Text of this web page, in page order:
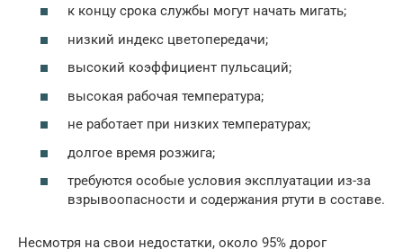
к концу срока службы могут начать мигать;
низкий индекс цветопередачи;
высокий коэффициент пульсаций;
высокая рабочая температура;
не работает при низких температурах;
долгое время розжига;
требуются особые условия эксплуатации из-за
взрывоопасности и содержания ртути в составе.
Несмотря на свои недостатки, около 95% дорог